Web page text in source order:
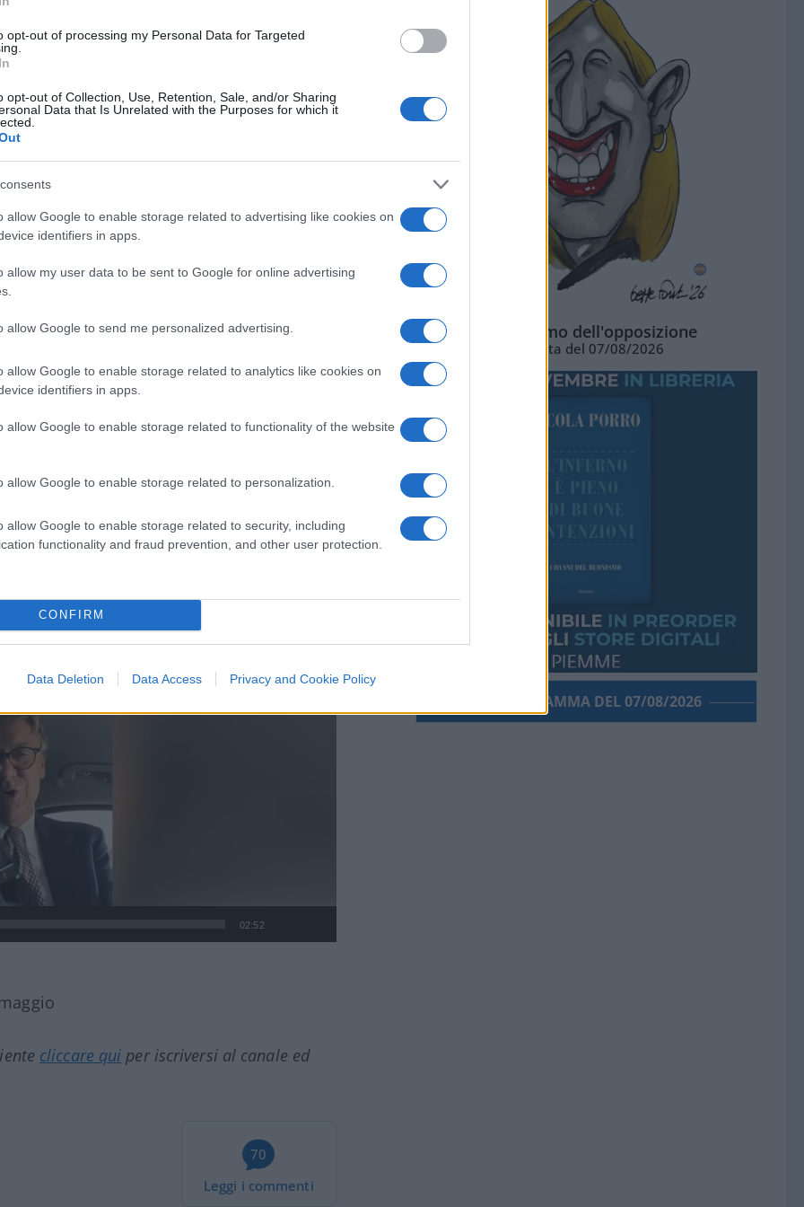
opt-out of processing my Personal Data for Targeted
opt-out of Collection, Use, Retention, Sale, and/or Sharing
Data that Is Unrelated with the Purposes for which it
allow Google to enable storage related to advertising like cookies on
identifiers in apps.
allow my user data to be sent to Google for online advertising
allow Google to send me personalized advertising.
allow Google to enable storage related to analytics like cookies on
identifiers in apps.
allow Google to enable storage related to functionality of the website
allow Google to enable storage related to personalization.
allow Google to enable storage related to security, including
functionality and fraud prevention, and other user protection.
CONFIRM
Data Deletion Data Access Privacy and Cookie Policy
è riuscito a scerivere, io non so se l’ho
“Non credo che l’imprenditore
in bicicletta, sia sopraffatto dal senso
“ah ma quanto siete volgari, quanto
cosa? Lo dico francamente: ma come
Ma come caz** si permette?
séun archetipo non adeguato
segnalare a Serra che i Suv possono
macchine elettriche che costano 50
Io voglio sapere, Serra, ma dove cazz**
una fotografia della realtà? In
i rider a portare i pacchi a casa di
il sushi
osserva dal suo Suv i migranti in
Ecco: questa è lasinistra radical
della destra, è proprio questa roba
02:52
cliccare qui per iscriversi al canale ed
70
Leggi i commenti
L'ottimismo dell'opposizione
Vignetta del 07/08/2026
PORROGRAMMA DEL 07/08/2026